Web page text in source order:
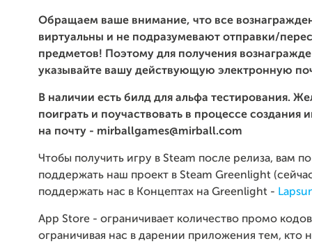
Обращаем ваше внимание, что все
виртуальны и не подразумевают отправки/
предметов! Поэтому для получения
указывайте вашу действующую электронную
В наличии есть билд для альфа тестирования.
поиграть и поучаствовать в процессе создания
на почту - mirballgames@mirball.com
Чтобы получить игру в Steam после релиза, вам
поддержать наш проект в Steam Greenlight
поддержать нас в Концептах на Greenlight -
App Store - ограничивает количество промо
ограничивая нас в дарении приложения тем, кто